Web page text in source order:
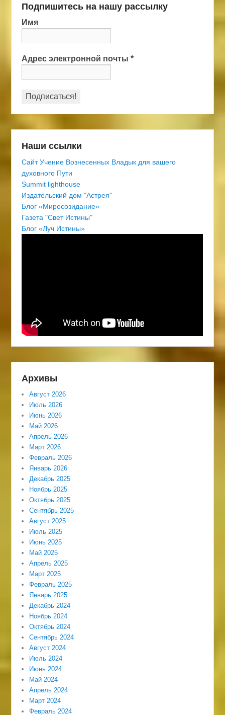
Подпишитесь на нашу рассылку
Имя
Адрес электронной почты*
Наши ссылки
Сайт Учение Вознесенных Владык для вашего
духовного Пути
Summit lighthouse
Издательский дом "Астрея"
Блог «Миросозидание»
Газета "Свет Истины"
Блог «Луч Истины»
Архивы
Август 2026
Июль 2026
Июнь 2026
Май 2026
Апрель 2026
Март 2026
Февраль 2026
Январь 2026
Декабрь 2025
Ноябрь 2025
Октябрь 2025
Сентябрь 2025
Август 2025
Июль 2025
Июнь 2025
Май 2025
Апрель 2025
Март 2025
Февраль 2025
Январь 2025
Декабрь 2024
Ноябрь 2024
Октябрь 2024
Сентябрь 2024
Август 2024
Июль 2024
Июнь 2024
Май 2024
Апрель 2024
Март 2024
Февраль 2024